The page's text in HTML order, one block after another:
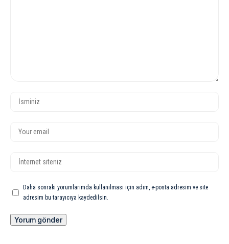
Daha sonraki yorumlarımda kullanılması için adım, e-posta adresim ve site
adresim bu tarayıcıya kaydedilsin.